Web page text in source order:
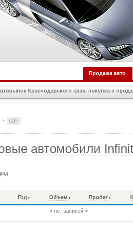
Продажа авто
Краснодарского края, покупка и
G37
автомобили
Год Объем Пробег
< нет записей >